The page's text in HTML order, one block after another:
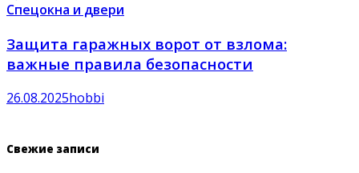
Спецокна и двери
Защита гаражных ворот от взлома:
важные правила безопасности
26.08.2025hobbi
Свежие записи